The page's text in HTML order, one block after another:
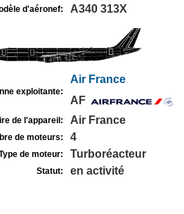
d'aéronef: A340 313X
exploitante:
Air France
AF
de l'appareil: Air France
de moteurs: 4
de moteur: Turboréacteur
Statut: en activité